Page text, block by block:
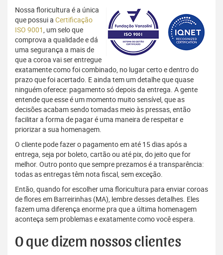
Nossa floricultura é a única
que possui a Certificação
ISO 9001, um selo que
comprova a qualidade e dá
uma segurança a mais de
que a coroa vai ser entregue
exatamente como foi combinado, no lugar certo e dentro do
prazo que foi acertado. E ainda tem um detalhe que quase
ninguém oferece: pagamento só depois da entrega. A gente
entende que esse é um momento muito sensível, que as
decisões acabam sendo tomadas meio às pressas, então
facilitar a forma de pagar é uma maneira de respeitar e
priorizar a sua homenagem.
O cliente pode fazer o pagamento em até 15 dias após a
entrega, seja por boleto, cartão ou até pix, do jeito que for
melhor. Outro ponto que sempre prezamos é a transparência:
todas as entregas têm nota fiscal, sem exceção.
Então, quando for escolher uma floricultura para enviar coroas
de flores em Barreirinhas (MA), lembre desses detalhes. Eles
fazem uma diferença enorme pra que a última homenagem
aconteça sem problemas e exatamente como você espera.
O que dizem nossos clientes